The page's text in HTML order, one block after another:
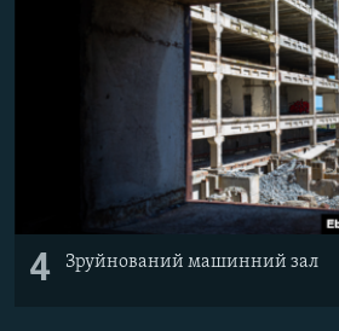
4 Зруйнований машинний зал